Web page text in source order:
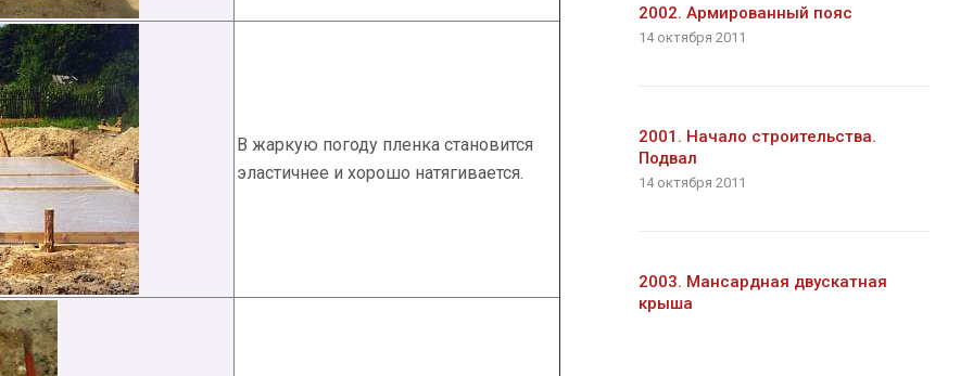
В жаркую погоду пленка становится
эластичнее и хорошо натягивается.
2002. Армированный пояс
14 октября 2011
2001. Начало строительства.
Подвал
14 октября 2011
2003. Мансардная двускатная
крыша